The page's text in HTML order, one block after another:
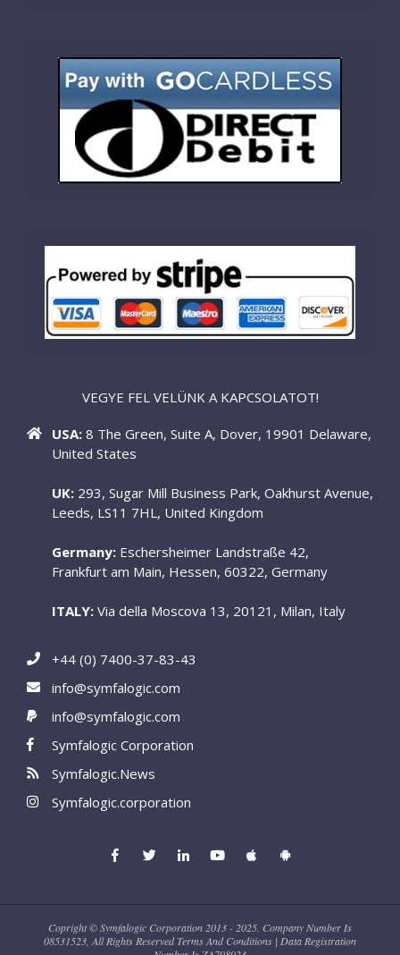
VEGYE FEL VELÜNK A KAPCSOLATOT!
USA: 8 The Green, Suite A, Dover, 19901 Delaware,
United States
UK: 293, Sugar Mill Business Park, Oakhurst Avenue,
Leeds, LS11 7HL, United Kingdom
Germany: Eschersheimer Landstraße 42,
Frankfurt am Main, Hessen, 60322, Germany
ITALY: Via della Moscova 13, 20121, Milan, Italy
+44 (0) 7400-37-83-43
info@symfalogic.com
info@symfalogic.com
Symfalogic Corporation
Symfalogic.News
Symfalogic.corporation
Copright © Symfalogic Corporation 2013 - 2025. Company Number Is
08531523, All Rights Reserved Terms And Conditions | Data Registration